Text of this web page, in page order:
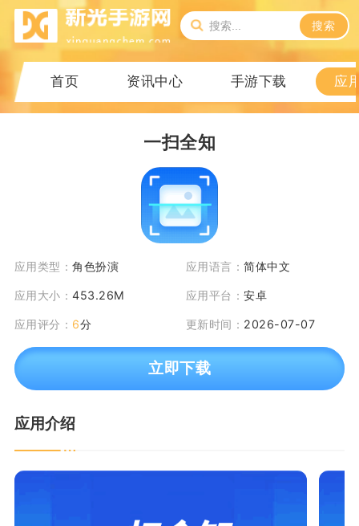
搜索
首页 资讯中心 手游下载 应
一扫全知
应用类型：角色扮演 应用语言： 简体中文
应用大小：453.26M 应用平台： 安卓
应用评分： 6分 更新时间： 2026-07-07
立即下载
应用介绍